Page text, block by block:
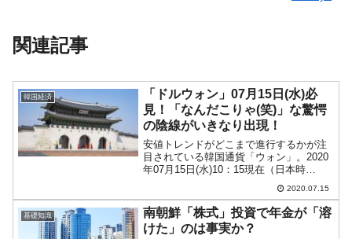
関連記事
韓国経済
「ドルウォン」07月15日(水)必
見！「なんだこりゃ(笑)」な驚愕
の陰線がいきなり出現！
安値トレンドがどこまで進行するかが注
目されている韓国通貨「ウォン」。2020
年07月15日(水)10：15現在（日本時
間）、ドルウォンチャートは以下のよう
『Investing.com』より引用：以下同）。
長い陰線と...
2020.07.15
基礎知識
南朝鮮「株式」投資で年金が「溶
けた」のは事実か？